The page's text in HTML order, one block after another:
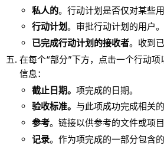
私人的。行动计划是否仅对某些用
行动计划。审批行动计划的用户。
已完成行动计划的接收者。收到
在每个“部分”下方，点击一个行动
信息：
截止日期。 项完成的日期。
验收标准。 与此项成功完成相关的
参考。链接以供参考的文件或项
记录。作为项完成的一部分包含的